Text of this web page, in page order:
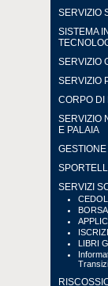
SERVIZIO
SISTEMA
SERVIZIO
SERVIZIO
CORPO DI
SERVIZIO
E PALAIA
SERVIZI
LIBRI